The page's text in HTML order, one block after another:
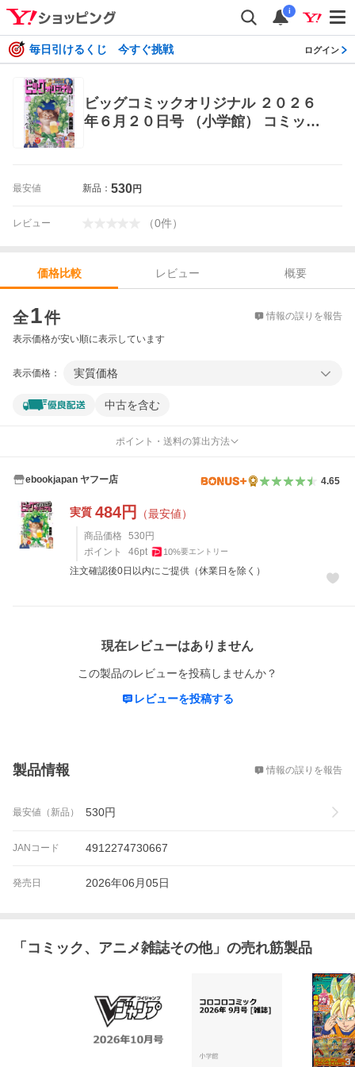
i
毎日引けるくじ 今すぐ挑戦 ログイン
ビッグコミックオリジナル ２０２６
年６月２０日号 （小学館） コミッ
最安値 新品： 530円
レビュー （0件）
価格比較 レビュー
概要
全1件 情報の誤りを報告
表示価格が安い順に表示しています
表示価格： 実質価格
中古を含む
ポイント・送料の算出方法
ebookjapan ヤフー店 4.65
実質 484円 （最安値）
商品価格 530 円
ポイント
46pt 10%要エントリー
注文確認後0日以内にご提供（休業日を除く）
現在レビューはありません
この製品のレビューを投稿しませんか？
レビューを投稿する
製品情報 情報の誤りを報告
最安値（新品） 530円
JANコード 4912274730667
発売日 2026年06月05日
「 コミック、アニメ雑誌その他」の売れ筋製品